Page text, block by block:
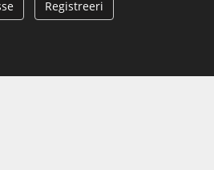
Registreeri